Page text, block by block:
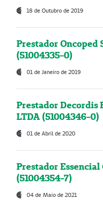
18 de Outubro de 2019
Prestador Oncoped
(51004335-0)
01 de Janeiro de 2019
Prestador Decordis
LTDA (51004346-0)
01 de Abril de 2020
Prestador Essencial
(51004354-7)
04 de Maio de 2021